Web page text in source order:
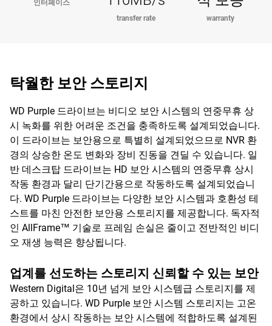
인터페이스
transfer rate warranty
탁월한 보안 스토리지
WD Purple 드라이브는 비디오 보안 시스템의 연중무휴 상
시 녹화를 위한 어려운 조건을 충족하도록 설계되었습니다.
이 드라이브는 보안용으로 특별히 설계되었으므로 NVR 환
경의 상승한 온도 변화와 장비 진동을 견딜 수 있습니다. 일
반 데스크탑 드라이브는 HD 보안 시스템의 연중무휴 상시
작동 환경과 달리 단기간용으로 작동하도록 설계되었습니
다. WD Purple 드라이브는 다양한 보안 시스템과 호환성 테
스트를 마친 안전한 보안용 스토리지를 제공합니다. 독자적
인 AllFrame™ 기술로 프레임 손실은 줄이고 전반적인 비디
오 재생 능력은 향상됩니다.
업계를 선도하는 스토리지 신뢰할 수 있는 보안
Western Digital은 10년 넘게 보안 시스템급 스토리지를 제
공하고 있습니다. WD Purple 보안 시스템 스토리지는 고온
환경에서 상시 작동하는 보안 시스템에 적합하도록 설계된